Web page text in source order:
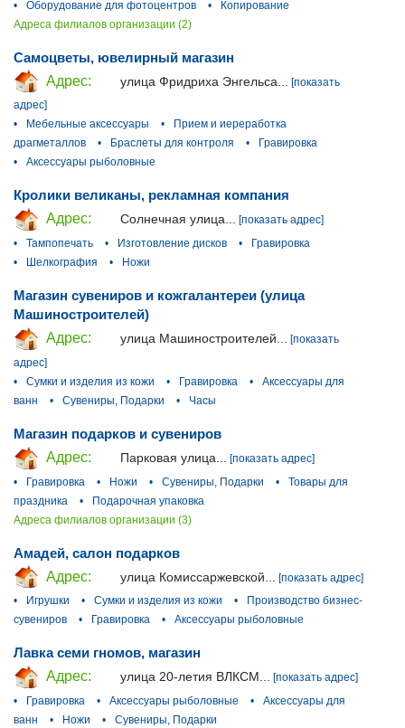
•
Оборудование для фотоцентров •
Копирование
Адреса филиалов организации (2)
Самоцветы, ювелирный магазин
Адрес:
улица Фридриха Энгельса...
[показать
адрес]
•
Мебельные аксессуары •
Прием и иереработка
драгметаллов
• Браслеты для контроля •
Гравировка
•
Аксессуары рыболовные
Кролики великаны, рекламная компания
Адрес:
Солнечная улица... [показать адрес]
•
Тампопечать • Изготовление дисков •
Гравировка
•
Шелкография • Ножи
Магазин сувениров и кожгалантереи (улица
Машиностроителей)
Адрес:
улица Машиностроителей...
[показать
адрес]
•
Сумки и изделия из кожи • Гравировка •
Аксессуары для
ванн
• Сувениры, Подарки • Часы
Магазин подарков и сувениров
Адрес:
Парковая улица...
[показать адрес]
•
Гравировка • Ножи • Сувениры, Подарки •
Товары для
праздника
•
Подарочная упаковка
Адреса филиалов организации (3)
Амадей, салон подарков
Адрес:
улица Комиссаржевской...
[показать адрес]
•
Игрушки • Сумки и изделия из кожи •
Производство бизнес-
сувениров
• Гравировка • Аксессуары рыболовные
Лавка семи гномов, магазин
Адрес:
улица 20-летия ВЛКСМ... [показать адрес]
•
Гравировка • Аксессуары рыболовные •
Аксессуары для
ванн
• Ножи • Сувениры, Подарки